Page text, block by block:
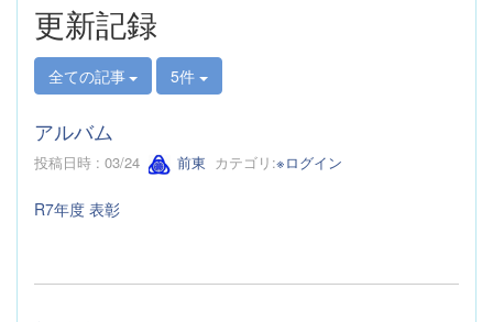
更新記録
全ての記事 5件
アルバム
投稿日時 : 03/24 前東 カテゴリ:※ログイン
R7年度 表彰